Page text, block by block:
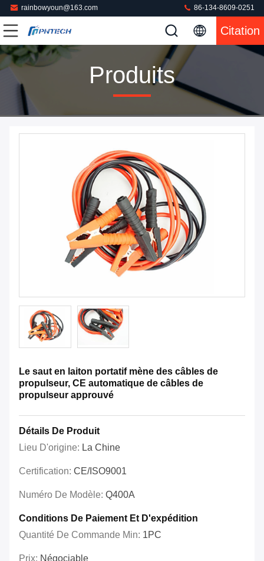
rainbowyoun@163.com 86-134-8609-0251
Citation
Produits
Le saut en laiton portatif mène des câbles de
propulseur, CE automatique de câbles de
propulseur approuvé
Détails De Produit
Lieu D'origine: La Chine
Certification: CE/ISO9001
Numéro De Modèle: Q400A
Conditions De Paiement Et D'expédition
Quantité De Commande Min: 1PC
Prix: Négociable